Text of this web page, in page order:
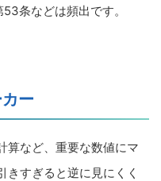
条などは頻出です。
ー
算など、重要な数値にマ
きすぎると逆に見にくく